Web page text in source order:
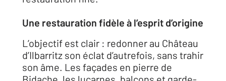
Une restauration fidèle à l’esprit d’origine
L’objectif est clair : redonner au Château
d’Ilbarritz son éclat d’autrefois, sans trahir
son âme. Les façades en pierre de